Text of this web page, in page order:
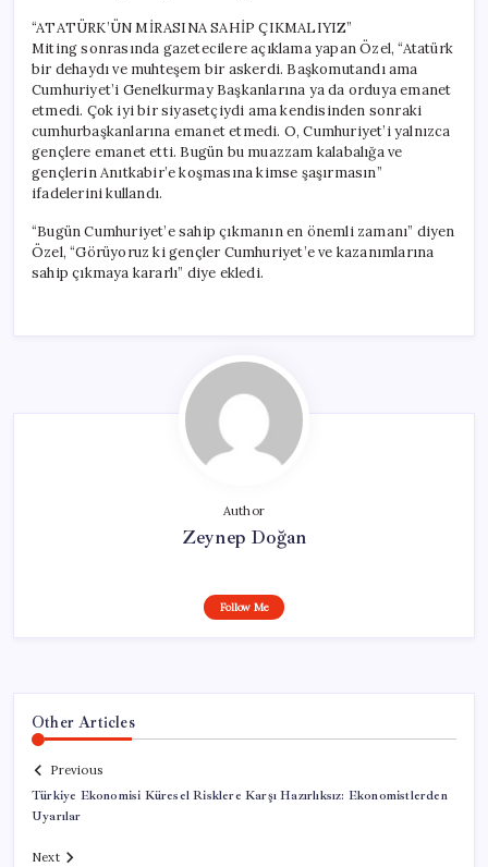
“ATATÜRK’ÜN MİRASINA SAHİP ÇIKMALIYIZ”
Miting sonrasında gazetecilere açıklama yapan Özel, “Atatürk
bir dehaydı ve muhteşem bir askerdi. Başkomutandı ama
Cumhuriyet’i Genelkurmay Başkanlarına ya da orduya emanet
etmedi. Çok iyi bir siyasetçiydi ama kendisinden sonraki
cumhurbaşkanlarına emanet etmedi. O, Cumhuriyet’i yalnızca
gençlere emanet etti. Bugün bu muazzam kalabalığa ve
gençlerin Anıtkabir’e koşmasına kimse şaşırmasın”
ifadelerini kullandı.
“Bugün Cumhuriyet’e sahip çıkmanın en önemli zamanı” diyen
Özel, “Görüyoruz ki gençler Cumhuriyet’e ve kazanımlarına
sahip çıkmaya kararlı” diye ekledi.
Author
Zeynep Doğan
Follow Me
Other Articles
Previous
Türkiye Ekonomisi Küresel Risklere Karşı Hazırlıksız: Ekonomistlerden
Uyarılar
Next